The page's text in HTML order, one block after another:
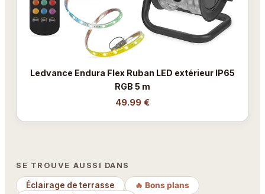
Ledvance Endura Flex Ruban LED extérieur IP65
RGB 5 m
49.99 €
SE TROUVE AUSSI DANS
Éclairage de terrasse
🔥 Bons plans